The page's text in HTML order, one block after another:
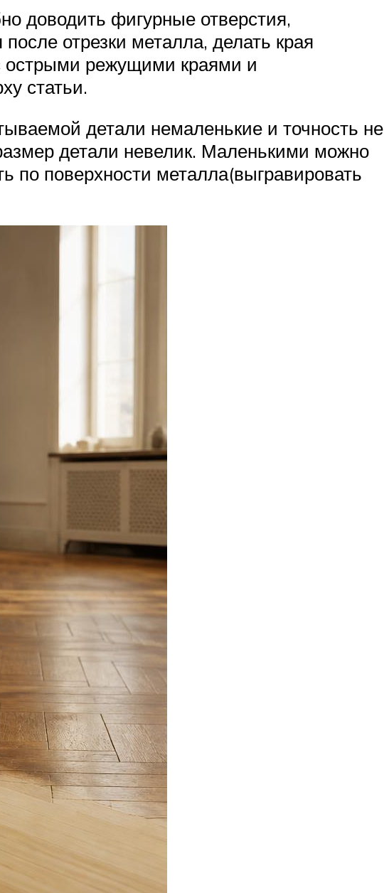
доводить фигурные отверстия,
отрезки металла, делать края
острыми режущими краями и
статьи.
детали немаленькие и точность не
детали невелик. Маленькими можно
по поверхности металла(выгравировать